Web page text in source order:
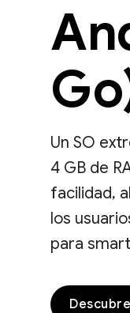
Un SO
4 GB de
facilidad,
los
para